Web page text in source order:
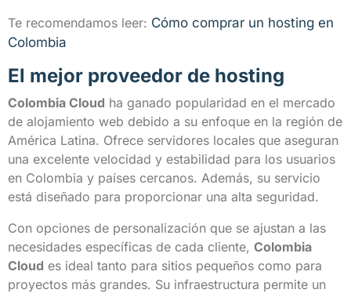
Te recomendamos leer: Cómo comprar un hosting en
Colombia
El mejor proveedor de hosting
Colombia Cloud ha ganado popularidad en el mercado
de alojamiento web debido a su enfoque en la región de
América Latina. Ofrece servidores locales que aseguran
una excelente velocidad y estabilidad para los usuarios
en Colombia y países cercanos. Además, su servicio
está diseñado para proporcionar una alta seguridad.
Con opciones de personalización que se ajustan a las
necesidades específicas de cada cliente, Colombia
Cloud es ideal tanto para sitios pequeños como para
proyectos más grandes. Su infraestructura permite un